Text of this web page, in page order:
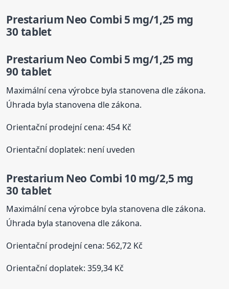
Prestarium Neo Combi 5 mg/1,25 mg
30 tablet
Prestarium Neo Combi 5 mg/1,25 mg
90 tablet
Maximální cena výrobce byla stanovena dle zákona.
Úhrada byla stanovena dle zákona.
Orientační prodejní cena: 454 Kč
Orientační doplatek: není uveden
Prestarium Neo Combi 10 mg/2,5 mg
30 tablet
Maximální cena výrobce byla stanovena dle zákona.
Úhrada byla stanovena dle zákona.
Orientační prodejní cena: 562,72 Kč
Orientační doplatek: 359,34 Kč